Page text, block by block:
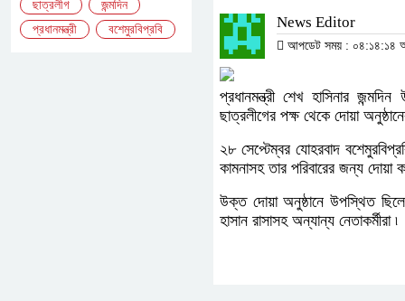
News Editor
আপডেট সময় : ০৪:১৪:১৪
প্রধানমন্ত্রী শেখ হাসিনার
ছাত্রলীগের পক্ষ থেকে দোয়া
২৮ সেপ্টেম্বর যোহরবাদ
কামনাসহ তার পরিবারের জন্য দোয়া
উক্ত দোয়া অনুষ্ঠানে উপস্থিত
হাসান রাসাসহ অন্যান্য নেতাকর্মীরা ৷
ছাত্রলীগ
জন্মদিন
প্রধানমন্ত্রী
বশেমুরবিপ্রবি